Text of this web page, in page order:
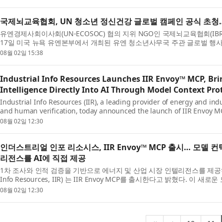
국제뇌교육협회, UN 청소년 정신건강 글로벌 캠페인 공식 초
유엔경제사회이사회(UN-ECOSOC) 협의 지위 NGO인 국제뇌교육협회
17일 미국 뉴욕 유엔본부에서 개최된 유엔 청소년사무국 주관 글로벌
Catalyst for Y...
08월 02일 15:38
Industrial Info Resources Launches IIR Envoy™ MCP,
Intelligence Directly Into AI Through Model Context
Industrial Info Resources (IIR), a leading provider of energy and
and human verification, today announced the launch of IIR Envoy
plugs IIR’s ...
08월 02일 12:30
인더스트리얼 인포 리소시스, IIR Envoy™ MCP 출시… 모델 컨
리전스를 AI에 직접 제공
1차 조사와 인적 검증을 기반으로 에너지 및 산업 시장 인텔리전스를
Info Resources, IIR) 는 IIR Envoy MCP를 출시한다고 밝혔다. 이 새로
데...
08월 02일 12:30